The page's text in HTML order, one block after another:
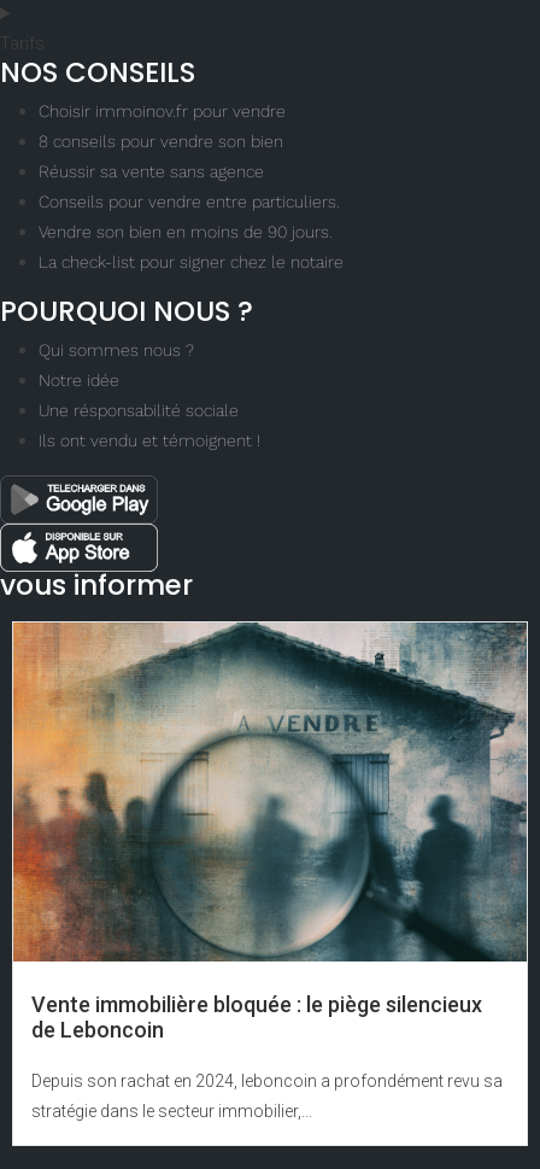
Tarifs
NOS CONSEILS
Choisir immoinov.fr pour vendre
8 conseils pour vendre son bien
Réussir sa vente sans agence
Conseils pour vendre entre particuliers.
Vendre son bien en moins de 90 jours.
La check-list pour signer chez le notaire
POURQUOI NOUS ?
Qui sommes nous ?
Notre idée
Une résponsabilité sociale
Ils ont vendu et témoignent !
vous informer
Vente immobilière bloquée : le piège silencieux
de Leboncoin
Depuis son rachat en 2024, leboncoin a profondément revu sa
stratégie dans le secteur immobilier,...